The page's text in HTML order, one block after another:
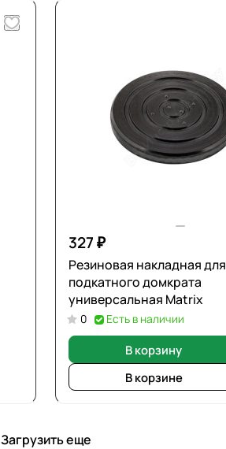
327 ₽
Резиновая накладная для
подкатного домкрата
универсальная Matrix
0 Есть в наличии
В корзину
В корзине
Загрузить еще